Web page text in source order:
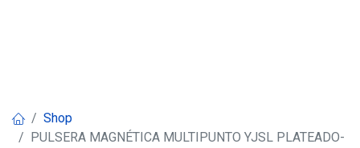
Shop
PULSERA MAGNÉTICA MULTIPUNTO YJSL PLATEADO-